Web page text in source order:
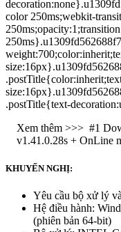
color 250ms;webkit-
.postTitle{text-
Xem thêm >>> #1
v1.41.0.28s + OnLine
KHUYẾN NGHỊ:
Yêu cầu bộ xử lý
Hệ điều hành:
(phiên bản 64-bit)